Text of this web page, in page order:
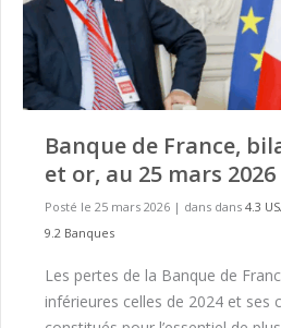
Banque de France,
et or, au 25 mars 2026
Posté le 25 mars 2026 | dans dans 4.3
9.2 Banques
Les pertes de la Banque de
inférieures celles de 2024 et ses